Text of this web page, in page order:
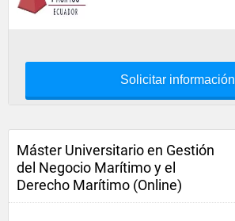
Solicitar información
Máster Universitario en Gestión
del Negocio Marítimo y el
Derecho Marítimo (Online)